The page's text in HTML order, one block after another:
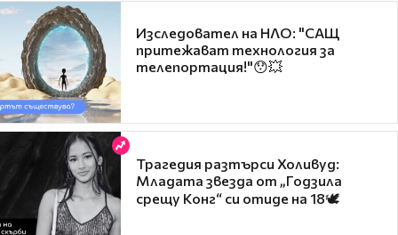
Изследовател на НЛО: "САЩ
притежават технология за
телепортация!"😯💥
Трагедия разтърси Холивуд:
Младата звезда от „Годзила
срещу Конг“ си отиде на 18🕊️